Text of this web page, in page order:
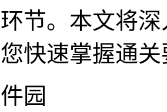
节。本文将
快速掌握通关
园